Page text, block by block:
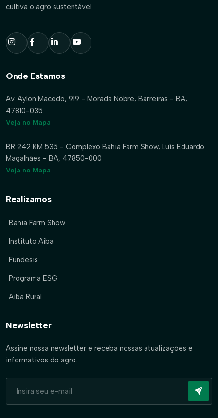
cultiva o agro sustentável.
Onde Estamos
Av. Aylon Macedo, 919 - Morada Nobre, Barreiras - BA,
47810-035
Veja no Mapa
BR 242 KM 535 - Complexo Bahia Farm Show, Luís Eduardo
Magalhães - BA, 47850-000
Veja no Mapa
Realizamos
Bahia Farm Show
Instituto Aiba
Fundesis
Programa ESG
Aiba Rural
Newsletter
Assine nossa newsletter e receba nossas atualizações e
informativos do agro.